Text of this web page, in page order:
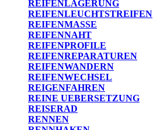
REIFENLAGERUNG
REIFENLEUCHTSTREIFEN
REIFENMASSE
REIFENNAHT
REIFENPROFILE
REIFENREPARATUREN
REIFENWANDERN
REIFENWECHSEL
REIGENFAHREN
REINE UEBERSETZUNG
REISERAD
RENNEN